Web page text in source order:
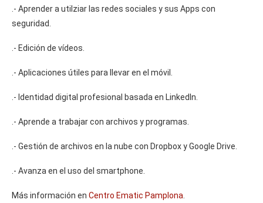
.- Aprender a utilziar las redes sociales y sus Apps con
seguridad.
.- Edición de vídeos.
.- Aplicaciones útiles para llevar en el móvil.
.- Identidad digital profesional basada en LinkedIn.
.- Aprende a trabajar con archivos y programas.
.- Gestión de archivos en la nube con Dropbox y Google Drive.
.- Avanza en el uso del smartphone.
Más información en Centro Ematic Pamplona